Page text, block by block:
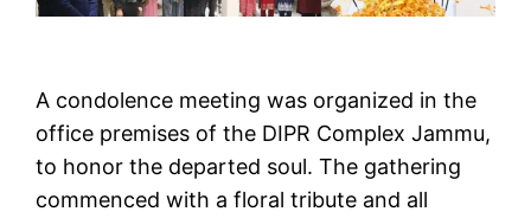
A condolence meeting was organized in the
office premises of the DIPR Complex Jammu,
to honor the departed soul. The gathering
commenced with a floral tribute and all